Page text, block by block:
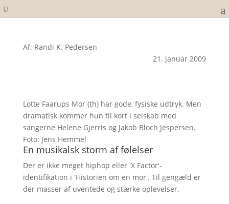
Af: Randi K. Pedersen
21. januar 2009
Lotte Faarups Mor (th) har gode, fysiske udtryk. Men
dramatisk kommer hun til kort i selskab med
sangerne Helene Gjerris og Jakob Bloch Jespersen.
Foto: Jens Hemmel
En musikalsk storm af følelser
Der er ikke meget hiphop eller 'X Factor'-
identifikation i 'Historien om en mor'. Til gengæld er
der masser af uventede og stærke oplevelser.